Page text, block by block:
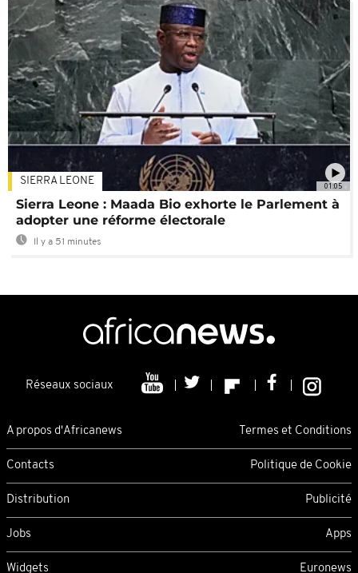
01:05
SIERRA LEONE
Sierra Leone : Maada Bio exhorte le Parlement à
adopter une réforme électorale
Il y a 51 minutes
Réseaux sociaux
A propos d'Africanews Termes et Conditions
Contacts Politique de Cookie
Distribution Publicité
Jobs Apps
Widgets Euronews